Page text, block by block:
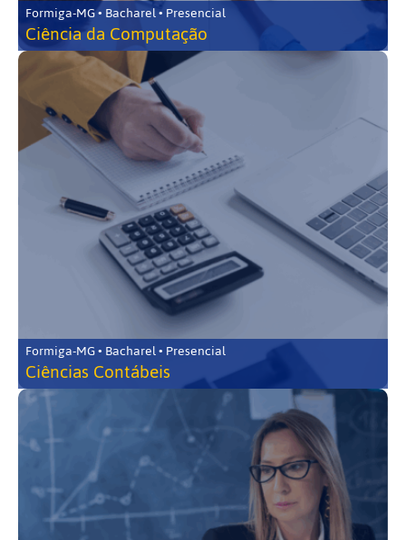
Formiga-MG • Bacharel • Presencial
Ciência da Computação
Formiga-MG • Bacharel • Presencial
Ciências Contábeis